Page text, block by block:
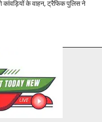
कांवड़ियों के वाहन, ट्रैफिक पुलिस ने